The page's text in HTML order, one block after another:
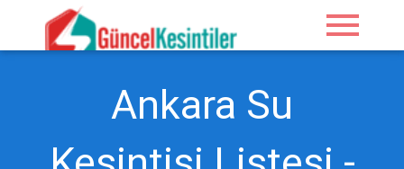
menu
Ankara Su